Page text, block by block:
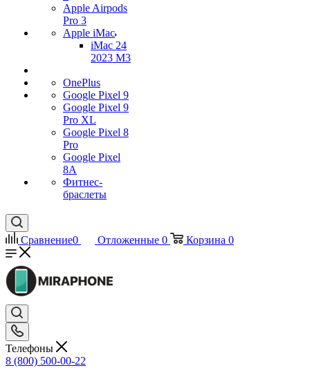
Apple Airpods
Pro 3
Apple iMac
iMac 24
2023 M3
OnePlus
Google Pixel 9
Google Pixel 9
Pro XL
Google Pixel 8
Pro
Google Pixel
8A
Фитнес-
браслеты
Сравнение0 Отложенные 0 Корзина 0
Телефоны
8 (800) 500-00-22